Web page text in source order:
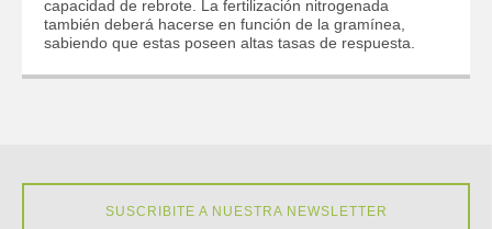
capacidad de rebrote. La fertilización nitrogenada
también deberá hacerse en función de la gramínea,
sabiendo que estas poseen altas tasas de respuesta.
SUSCRIBITE A NUESTRA NEWSLETTER